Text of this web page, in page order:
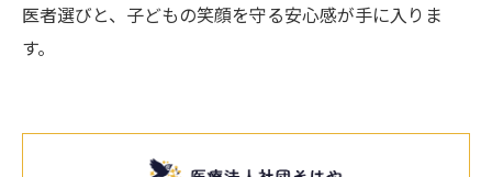
医者選びと、子どもの笑顔を守る安心感が手に入りま
す。